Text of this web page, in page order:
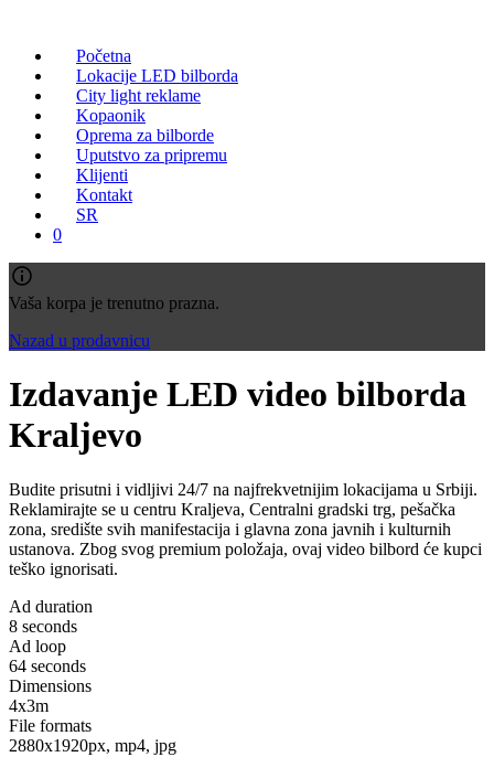
Početna
Lokacije LED bilborda
City light reklame
Kopaonik
Oprema za bilborde
Uputstvo za pripremu
Klijenti
Kontakt
SR
0
Vaša korpa je trenutno prazna.
Nazad u prodavnicu
Izdavanje LED video bilborda
Kraljevo
Budite prisutni i vidljivi 24/7 na najfrekvetnijim lokacijama u Srbiji.
Reklamirajte se u centru Kraljeva, Centralni gradski trg, pešačka
zona, središte svih manifestacija i glavna zona javnih i kulturnih
ustanova. Zbog svog premium položaja, ovaj video bilbord će kupci
teško ignorisati.
Ad duration
8 seconds
Ad loop
64 seconds
Dimensions
4x3m
File formats
2880x1920px, mp4, jpg